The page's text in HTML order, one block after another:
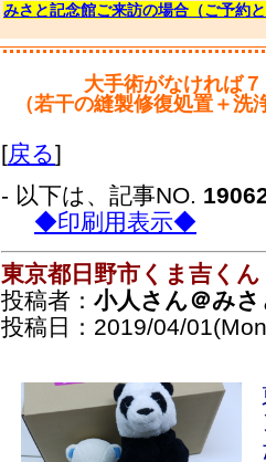
みさと記念館ご来訪の場合（ご予約
大手術がなければ
（若干の縫製修復処置＋
[戻る]
- 以下は、記事NO.
◆印刷用表示◆
東京都日野市くま吉く
投稿者： 小人さん＠み
投稿日：2019/04/